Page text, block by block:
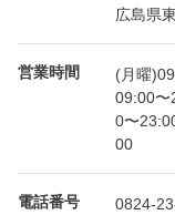
広島県
営業時間
(月曜
09:00〜
0〜
00
電話番号 0824-